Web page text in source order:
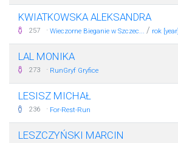
KWIATKOWSKA ALEKSANDRA
257 · Wieczorne Bieganie w Szczec... / rok [year]
LAL MONIKA
273 · RunGryf Gryfice
LESISZ MICHAŁ
236 · For-Rest-Run
LESZCZYŃSKI MARCIN